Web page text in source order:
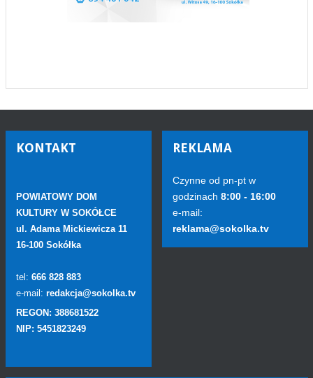
KONTAKT
POWIATOWY DOM
KULTURY W SOKÓŁCE
ul. Adama Mickiewicza 11
16-100 Sokółka
tel: 666 828 883
e-mail: redakcja@sokolka.tv
REGON: 388681522
NIP: 5451823249
REKLAMA
Czynne od pn-pt w
godzinach 8:00 - 16:00
e-mail:
reklama@sokolka.tv